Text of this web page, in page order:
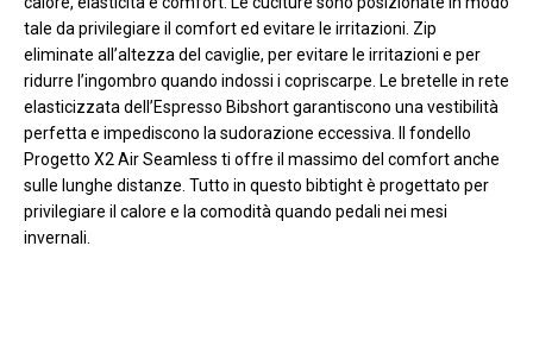
tale da privilegiare il comfort ed evitare le irritazioni. Zip
eliminate all’altezza del caviglie, per evitare le irritazioni e per
ridurre l’ingombro quando indossi i copriscarpe. Le bretelle in rete
elasticizzata dell’Espresso Bibshort garantiscono una vestibilità
perfetta e impediscono la sudorazione eccessiva. Il fondello
Progetto X2 Air Seamless ti offre il massimo del comfort anche
sulle lunghe distanze. Tutto in questo bibtight è progettato per
privilegiare il calore e la comodità quando pedali nei mesi
invernali.